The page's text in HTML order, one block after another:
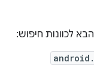
לכוונות חיפוש: